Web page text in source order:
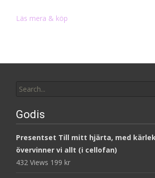
Läs mera & köp
for:
Godis
Presentset Till mitt hjärta, med
övervinner vi allt (i cellofan)
432 Views 199 kr